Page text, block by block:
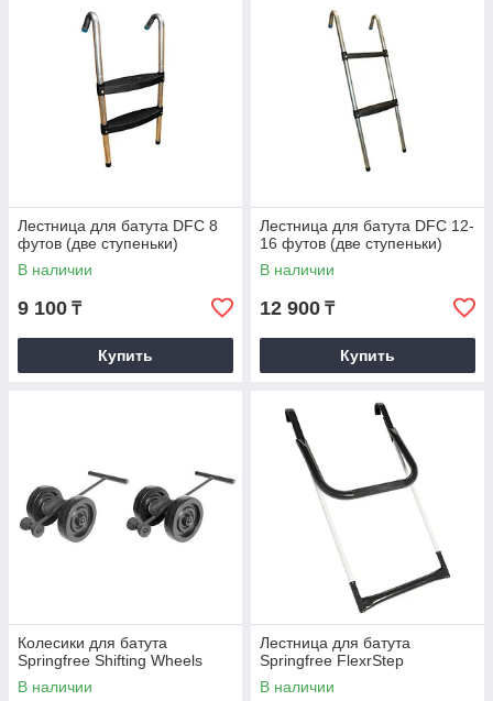
Лестница для батута DFC 8
футов (две ступеньки)
В наличии
9 100 ₸
Купить
Лестница для батута DFC 12-
16 футов (две ступеньки)
В наличии
12 900 ₸
Купить
Колесики для батута
Springfree Shifting Wheels
В наличии
Лестница для батута
Springfree FlexrStep
В наличии